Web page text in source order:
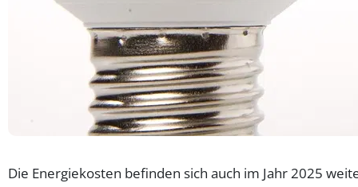
Die Energiekosten befinden sich auch im Jahr 2025